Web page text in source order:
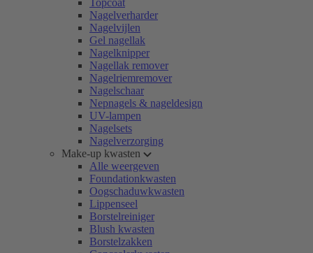
Topcoat
Nagelverharder
Nagelvijlen
Gel nagellak
Nagelknipper
Nagellak remover
Nagelriemremover
Nagelschaar
Nepnagels & nageldesign
UV-lampen
Nagelsets
Nagelverzorging
Make-up kwasten
Alle weergeven
Foundationkwasten
Oogschaduwkwasten
Lippenseel
Borstelreiniger
Blush kwasten
Borstelzakken